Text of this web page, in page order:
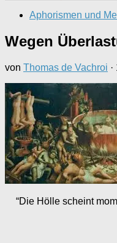
Aphorismen und
Wegen
von Thomas de Vachroi ·
“Die Hölle scheint